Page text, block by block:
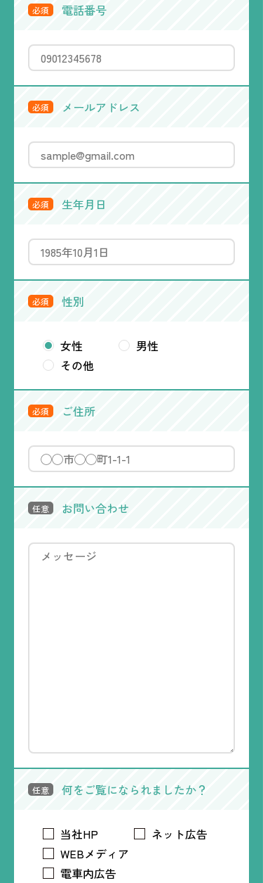
必須 電話番号
必須 メールアドレス
必須 生年月日
必須 性別
女性
男性
その他
必須 ご住所
任意 お問い合わせ
任意 何をご覧になられましたか？
当社HP
ネット広告
WEBメディア
電車内広告